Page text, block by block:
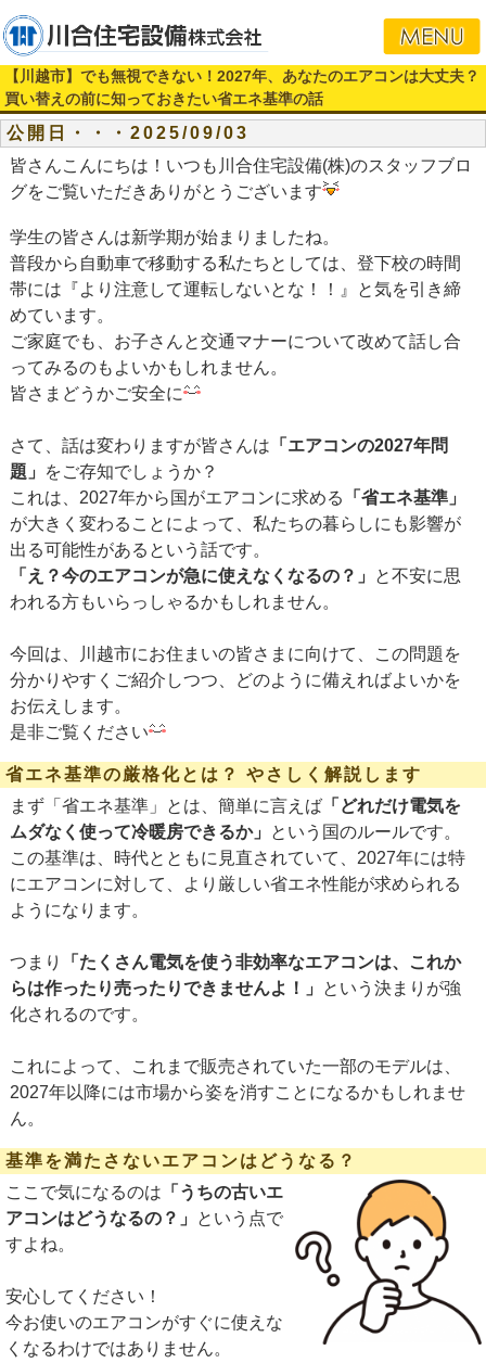
【川越市】でも無視できない！2027年、あなたのエアコンは大丈夫？
買い替えの前に知っておきたい省エネ基準の話
公開日・・・2025/09/03
皆さんこんにちは！いつも川合住宅設備(株)のスタッフブロ
グをご覧いただきありがとうございます
学生の皆さんは新学期が始まりましたね。
普段から自動車で移動する私たちとしては、登下校の時間
帯には『より注意して運転しないとな！！』と気を引き締
めています。
ご家庭でも、お子さんと交通マナーについて改めて話し合
ってみるのもよいかもしれません。
皆さまどうかご安全に
さて、話は変わりますが皆さんは 「エアコンの2027年問
題」 をご存知でしょうか？
これは、2027年から国がエアコンに求める
「省エネ基準」
が大きく変わることによって、私たちの暮らしにも影響が
出る可能性があるという話です。
「え？今のエアコンが急に使えなくなるの？」 と不安に思
われる方もいらっしゃるかもしれません。
今回は、川越市にお住まいの皆さまに向けて、この問題を
分かりやすくご紹介しつつ、どのように備えればよいかを
お伝えします。
是非ご覧ください
省エネ基準の厳格化とは？ やさしく解説します
まず「省エネ基準」とは、簡単に言えば「どれだけ電気を
ムダなく使って冷暖房できるか」 という国のルールです。
この基準は、時代とともに見直されていて、2027年には特
にエアコンに対して、より厳しい省エネ性能が求められる
ようになります。
つまり
「たくさん電気を使う非効率なエアコンは、これか
らは作ったり売ったりできませんよ！」 という決まりが強
化されるのです。
これによって、これまで販売されていた一部のモデルは、
2027年以降には市場から姿を消すことになるかもしれませ
ん。
基準を満たさないエアコンはどうなる？
ここで気になるのは 「うちの古いエ
アコンはどうなるの？」 という点で
すよね。
安心してください！
今お使いのエアコンがすぐに使えな
くなるわけではありません。